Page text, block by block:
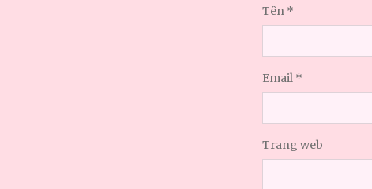
Tên *
Email *
Trang web